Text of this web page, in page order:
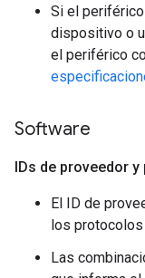
Si el
dispositivo o
el periférico
Software
IDs de proveedor
El ID de
los protocolos
Las